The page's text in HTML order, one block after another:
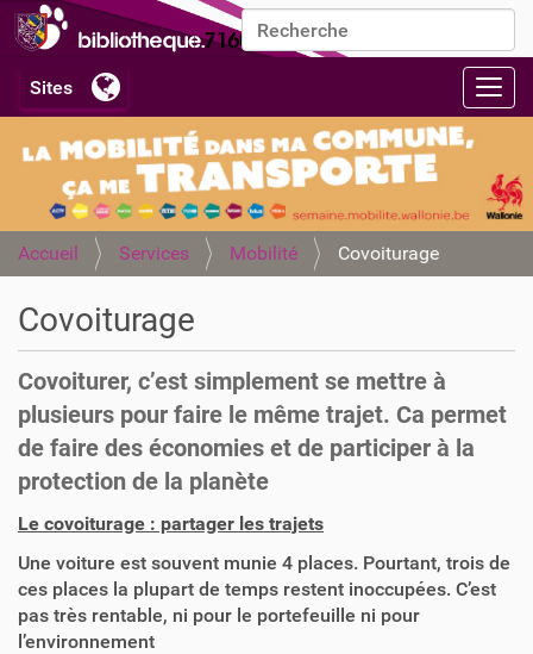
Chercher par
Recherche avancée…
Accueil Services Mobilité Covoiturage
Covoiturage
Covoiturer, c’est simplement se mettre à
plusieurs pour faire le même trajet. Ca permet
de faire des économies et de participer à la
protection de la planète
Le covoiturage : partager les trajets
Une voiture est souvent munie 4 places. Pourtant, trois de
ces places la plupart de temps restent inoccupées. C’est
pas très rentable, ni pour le portefeuille ni pour
l’environnement